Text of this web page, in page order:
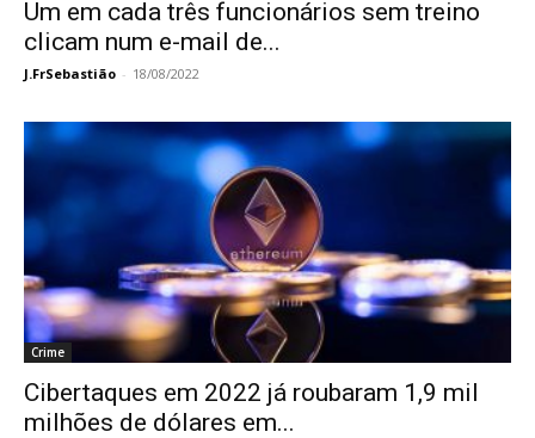
Um em cada três funcionários sem treino
clicam num e-mail de...
J.FrSebastião - 18/08/2022
Crime
Cibertaques em 2022 já roubaram 1,9 mil
milhões de dólares em...